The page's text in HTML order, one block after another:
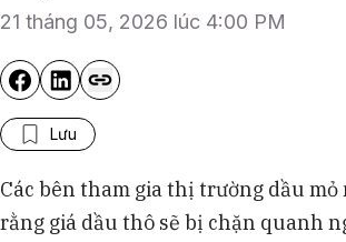
21 tháng 05, 2026 lúc 4:00 PM
Lưu
Các bên tham gia thị trường dầu mỏ
rằng giá dầu thô sẽ bị chặn quanh